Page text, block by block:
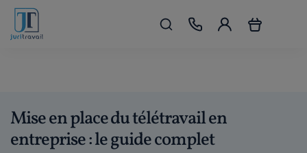
Mise en place du télétravail en
entreprise : le guide complet